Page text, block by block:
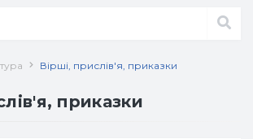
Вірші, прислів'я, приказки
приказки